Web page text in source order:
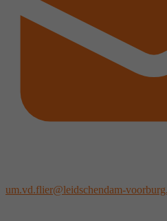
um.vd.flier@leidschendam-